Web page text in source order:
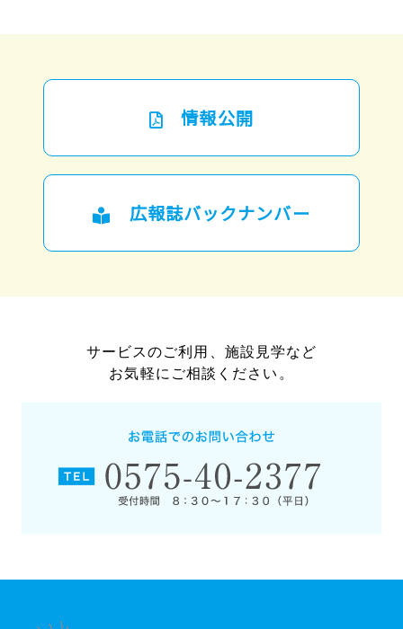
情報公開
広報誌バックナンバー
サービスのご利用、施設見学など
お気軽にご相談ください。